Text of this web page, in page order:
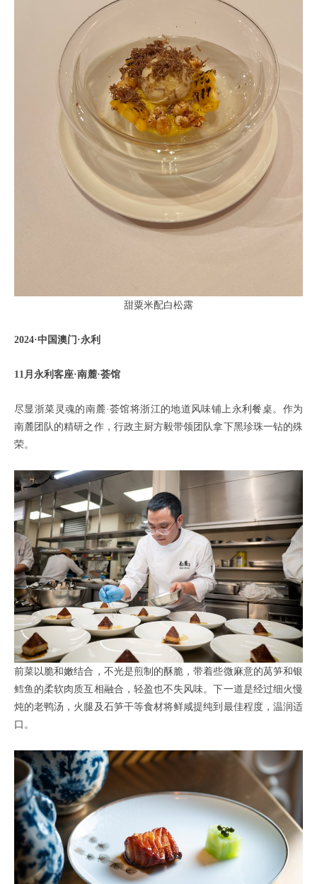
甜粟米配白松露
2024·中国澳门·永利
11月永利客座·南麓·荟馆
尽显浙菜灵魂的南麓·荟馆将浙江的地道风味铺上永利餐桌。作为
南麓团队的精研之作，行政主厨方毅带领团队拿下黑珍珠一钻的殊
荣。
前菜以脆和嫩结合，不光是煎制的酥脆，带着些微麻意的莴笋和银
鳕鱼的柔软肉质互相融合，轻盈也不失风味。下一道是经过细火慢
炖的老鸭汤，火腿及石笋干等食材将鲜咸提纯到最佳程度，温润适
口。